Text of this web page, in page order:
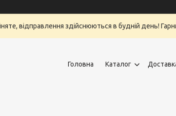
відправлення здійснюються в будній день!
Головна Каталог